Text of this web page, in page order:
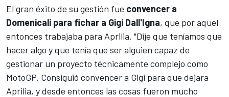
El gran éxito de su gestión fue convencer a
Domenicali para fichar a Gigi Dall'Igna, que por aquel
entonces trabajaba para Aprilia. "Dije que teníamos que
hacer algo y que tenía que ser alguien capaz de
gestionar un proyecto técnicamente complejo como
MotoGP. Consiguió convencer a Gigi para que dejara
Aprilia, y desde entonces las cosas fueron mucho